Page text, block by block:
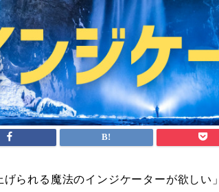
げられる魔法のインジケーターが欲しい」